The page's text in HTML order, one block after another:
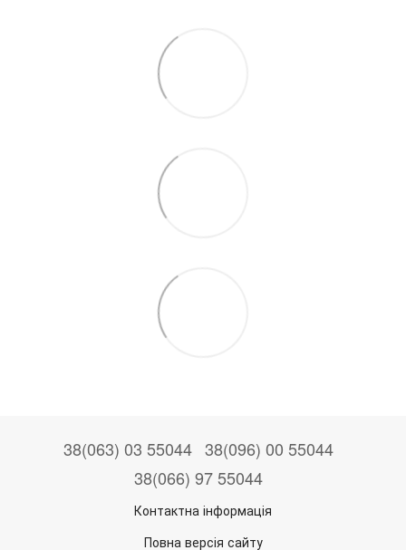
38(063) 03 55044 38(096) 00 55044
38(066) 97 55044
Контактна інформація
Повна версія сайту